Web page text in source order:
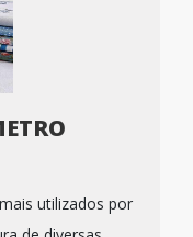
utilizados por